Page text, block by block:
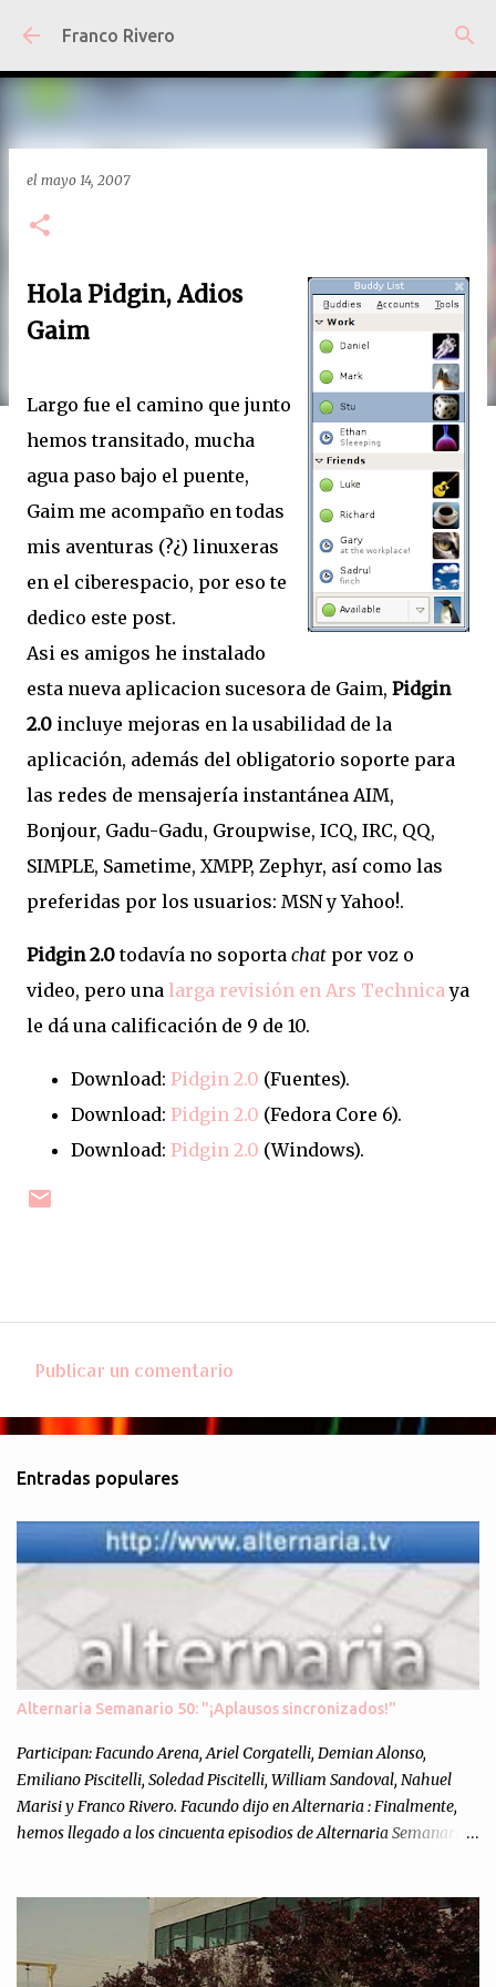
Ir al contenido principal
Franco Rivero
el mayo 14, 2007
Hola Pidgin, Adios
Gaim
Largo fue el camino que junto
hemos transitado, mucha
agua paso bajo el puente,
Gaim me acompaño en todas
mis aventuras (?¿) linuxeras
en el ciberespacio, por eso te
dedico este post.
Asi es amigos he instalado
esta nueva aplicacion sucesora de Gaim, Pidgin
2.0 incluye mejoras en la usabilidad de la
aplicación, además del obligatorio soporte para
las redes de mensajería instantánea AIM,
Bonjour, Gadu-Gadu, Groupwise, ICQ, IRC, QQ,
SIMPLE, Sametime, XMPP, Zephyr, así como las
preferidas por los usuarios: MSN y Yahoo!.
Pidgin 2.0todavía no soporta chat por voz o
video, pero una larga revisión en Ars Technicaya
le dá una calificación de 9 de 10.
Download: Pidgin 2.0 (Fuentes).
Download: Pidgin 2.0 (Fedora Core 6).
Download: Pidgin 2.0 (Windows).
o
e
n
t
o
s
Publicar un comentario
Entradas populares
Alternaria Semanario 50: "¡Aplausos sincronizados!"
Participan: Facundo Arena, Ariel Corgatelli, Demian Alonso,
Emiliano Piscitelli, Soledad Piscitelli, William Sandoval, Nahuel
Marisi y Franco Rivero. Facundo dijo en Alternaria : Finalmente,
hemos llegado a los cincuenta episodios de Alternaria Semanario.
nuestra propia óptica: un punto de vista independiente e
informal.Para festejarlo, se nos ocurrió que estemos todos juntos; y
cuando digo "todos" me refiero a toda la gente que alguna vez